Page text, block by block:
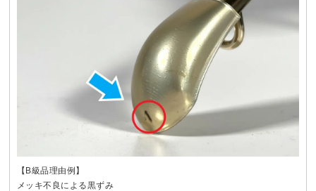
【B級品理由例】
メッキ不良による黒ずみ